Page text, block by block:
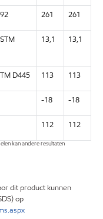
261 261
13,1 13,1
D445 113 113
-18 -18
112 112
kan andere resultaten
dit product kunnen
op